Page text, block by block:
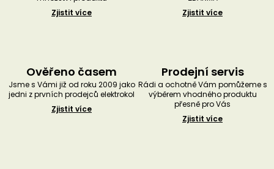
Zjistit více
Zjistit více
Ověřeno časem
Jsme s Vámi již od roku 2009 jako
jedni z prvních prodejců elektrokol
Zjistit více
Prodejní servis
Rádi a ochotně Vám pomůžeme s
výběrem vhodného produktu
přesně pro Vás
Zjistit více